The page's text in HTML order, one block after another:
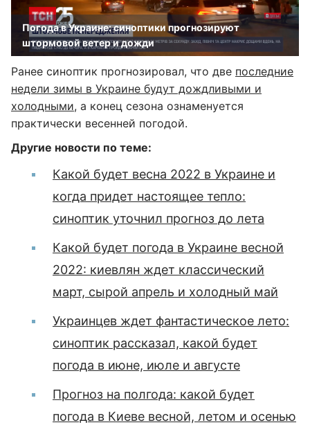
Погода в Украине: синоптики прогнозируют
штормовой ветер и дожди
Ранее синоптик прогнозировал, что две последние
недели зимы в Украине будут дождливыми и
холодными, а конец сезона ознаменуется
практически весенней погодой.
Другие новости по теме:
Какой будет весна 2022 в Украине и
когда придет настоящее тепло:
синоптик уточнил прогноз до лета
Какой будет погода в Украине весной
2022: киевлян ждет классический
март, сырой апрель и холодный май
Украинцев ждет фантастическое лето:
синоптик рассказал, какой будет
погода в июне, июле и августе
Прогноз на полгода: какой будет
погода в Киеве весной, летом и осенью